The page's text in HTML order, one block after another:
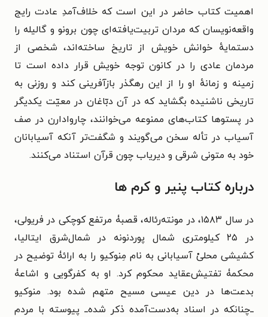
اهمیت کتاب حاضر در این است که خلاف‌آمدِ عادت رایج
واقعه‌نویسان که مردان تربیت‌یافته‌ای چون برونو و گالیله را
دستمایهٔ خوانش خویش از تاریخ ساخته‌اند، شخصی از
مردمان عادی را در کانون توجه خویش قرار داده است تا
زمینه و زمانهٔ او را از این رهگذر بازآفرینی کند و روزنی به
تاریخی ناشنیده بگشاید که در آن دبّاغان در معیّت یکدیگر
در پستوها کتاب‌های ممنوعه می‌خوانند، چاروادارن در صف
آسیاب در تأله سخن می‌گویند و شگفت‌تر آنکه آسیابانان
خود به متونی شرقی و دیریاب چون قرآن استناد می‌کنند.
دربارهکتاب پنیر و کرم ها
در سال ۱۵۸۳، در مونته‌رئاله، قصبۀ مرتفع کوچکی در فریولی،
در ۲۵ کیلومتری شمال پوردنونه در شمال‌شرق ایتالیا،
کشیشی محلیْ آسیابانی به نام مِنوکیو را به ارائۀ توضیح در
محکمۀ تفتیش‌عقاید محکوم کرد. او به کفرگویی و اشاعۀ
بدعت‌ها در دین عیسی مسیح متهم شده بود. منوکیو
ــ‌چنانکه در اسناد به‌دست‌آمده ذکر شده‌ــ پیوسته با مردم